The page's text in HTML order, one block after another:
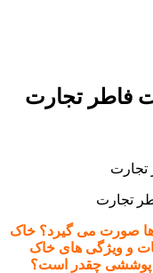
تجارت
صورت می گیرد؟ خاک
و ویژگی های خاک
چقدر است؟